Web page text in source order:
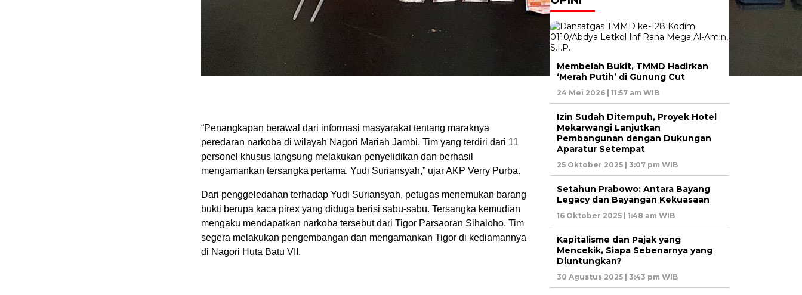
“Penangkapan berawal dari informasi masyarakat tentang maraknya
peredaran narkoba di wilayah Nagori Mariah Jambi. Tim yang terdiri dari 11
personel khusus langsung melakukan penyelidikan dan berhasil
mengamankan tersangka pertama, Yudi Suriansyah,” ujar AKP Verry Purba.
Dari penggeledahan terhadap Yudi Suriansyah, petugas menemukan barang
bukti berupa kaca pirex yang diduga berisi sabu-sabu. Tersangka kemudian
mengaku mendapatkan narkoba tersebut dari Tigor Parsaoran Sihaloho. Tim
segera melakukan pengembangan dan mengamankan Tigor di kediamannya
di Nagori Huta Batu VII.
Membelah Bukit, TMMD Hadirkan
‘Merah Putih’ di Gunung Cut
24 Mei 2026 | 11:57 am WIB
Izin Sudah Ditempuh, Proyek Hotel
Mekarwangi Lanjutkan
Pembangunan dengan Dukungan
Aparatur Setempat
25 Oktober 2025 | 3:07 pm WIB
Setahun Prabowo: Antara Bayang
Legacy dan Bayangan Kekuasaan
16 Oktober 2025 | 1:48 am WIB
Kapitalisme dan Pajak yang
Mencekik, Siapa Sebenarnya yang
Diuntungkan?
30 Agustus 2025 | 3:43 pm WIB